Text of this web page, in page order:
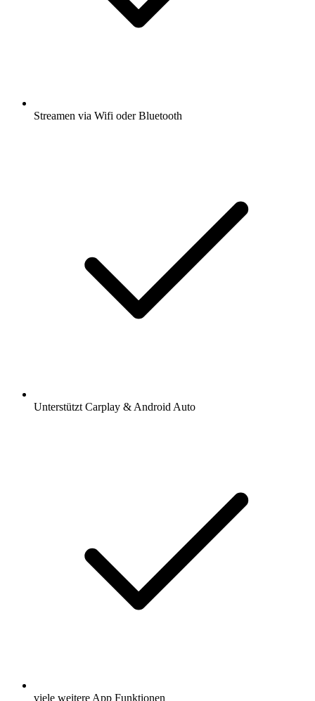
Streamen via Wifi oder Bluetooth
Unterstützt Carplay & Android Auto
viele weitere App Funktionen